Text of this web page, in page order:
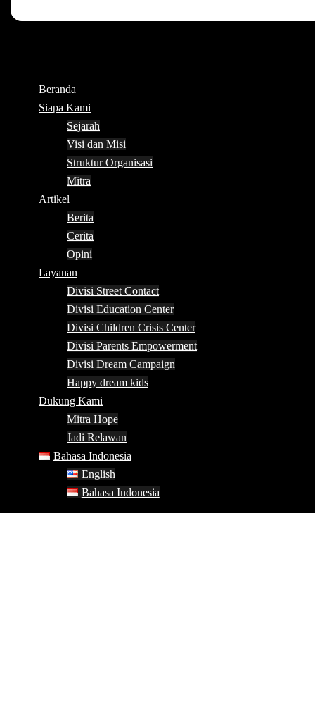
Beranda
Siapa Kami
Sejarah
Visi dan Misi
Struktur Organisasi
Mitra
Artikel
Berita
Cerita
Opini
Layanan
Divisi Street Contact
Divisi Education Center
Divisi Children Crisis Center
Divisi Parents Empowerment
Divisi Dream Campaign
Happy dream kids
Dukung Kami
Mitra Hope
Jadi Relawan
Bahasa Indonesia
English
Bahasa Indonesia